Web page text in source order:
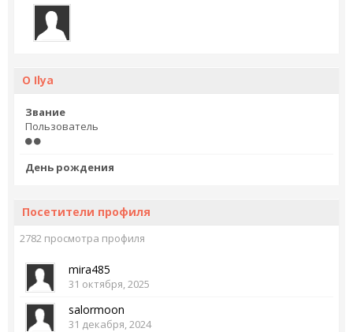
О Ilya
Звание
Пользователь
День рождения
Посетители профиля
2782 просмотра профиля
mira485
31 октября, 2025
salormoon
31 декабря, 2024